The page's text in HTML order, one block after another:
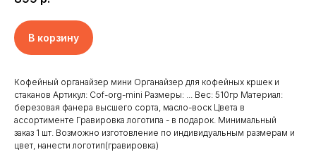
В корзину
Кофейный органайзер мини Органайзер для кофейных кршек и
стаканов Артикул: Cof-org-mini Размеры: ... Вес: 510гр Материал:
березовая фанера высшего сорта, масло-воск Цвета в
ассортименте Гравировка логотипа - в подарок. Минимальный
заказ 1 шт. Возможно изготовление по индивидуальным размерам и
цвет, нанести логотип(гравировка)
Новости
Отзывы
Доставка и оплата
Главная